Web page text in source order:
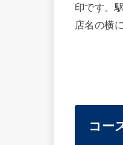
印です。
店名の横
コー